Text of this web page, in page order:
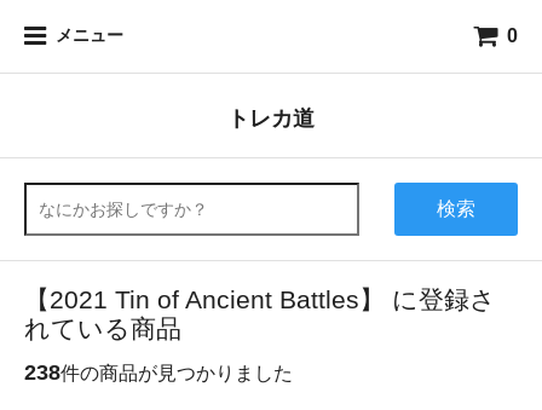
メニュー 0
トレカ道
検索
【2021 Tin of Ancient Battles】 に登録さ
れている商品
238件の商品が見つかりました